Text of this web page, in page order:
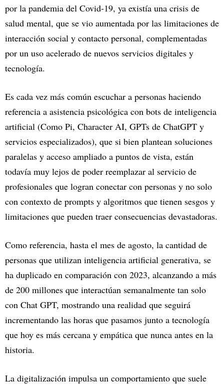
por la pandemia del Covid-19, ya existía una crisis de
salud mental, que se vio aumentada por las limitaciones de
interacción social y contacto personal, complementadas
por un uso acelerado de nuevos servicios digitales y
tecnología.
Es cada vez más común escuchar a personas haciendo
referencia a asistencia psicológica con bots de inteligencia
artificial (Como Pi, Character AI, GPTs de ChatGPT y
servicios especializados), que si bien plantean soluciones
paralelas y acceso ampliado a puntos de vista, están
todavía muy lejos de poder reemplazar al servicio de
profesionales que logran conectar con personas y no solo
con contexto de prompts y algoritmos que tienen sesgos y
limitaciones que pueden traer consecuencias devastadoras.
Como referencia, hasta el mes de agosto, la cantidad de
personas que utilizan inteligencia artificial generativa, se
ha duplicado en comparación con 2023, alcanzando a más
de 200 millones que interactúan semanalmente tan solo
con Chat GPT, mostrando una realidad que seguirá
incrementando las horas que pasamos junto a tecnología
que hoy es más cercana y empática que nunca antes en la
historia.
La digitalización impulsa un comportamiento que suele